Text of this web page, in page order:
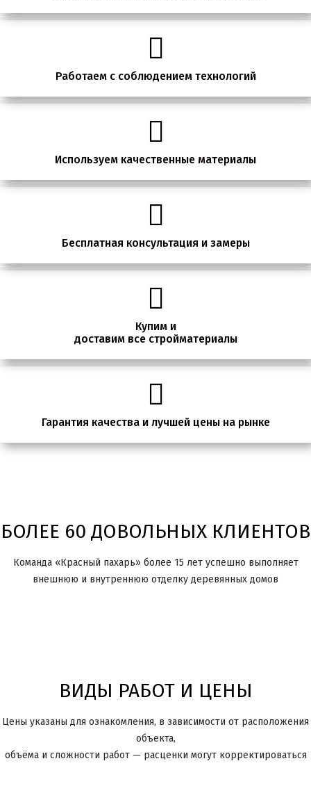
Работаем с соблюдением технологий
Используем качественные материалы
Бесплатная консультация и замеры
Купим и
доставим все стройматериалы
Гарантия качества и лучшей цены на рынке
БОЛЕЕ 60 ДОВОЛЬНЫХ КЛИЕНТОВ
Команда «Красный пахарь» более 15 лет успешно выполняет
внешнюю и внутреннюю отделку деревянных домов
ВИДЫ РАБОТ И ЦЕНЫ
Цены указаны для ознакомления, в зависимости от расположения
объекта,
объёма и сложности работ — расценки могут корректироваться